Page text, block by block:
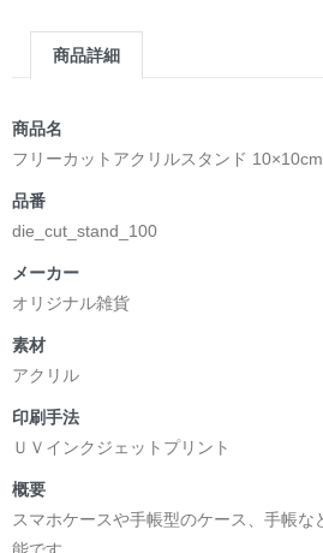
商品詳細
商品名
フリーカットアクリルスタンド 10×10cm
品番
die_cut_stand_100
メーカー
オリジナル雑貨
素材
アクリル
印刷手法
ＵＶインクジェットプリント
概要
スマホケースや手帳型のケース、手帳
能です。